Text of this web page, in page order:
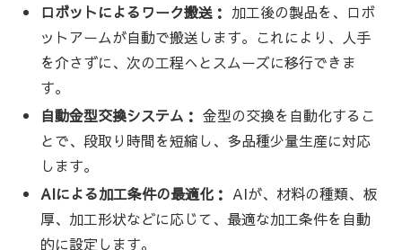
ロボットによるワーク搬送： 加工後の製品を、ロボ
ットアームが自動で搬送します。これにより、人手
を介さずに、次の工程へとスムーズに移行できま
す。
自動金型交換システム： 金型の交換を自動化するこ
とで、段取り時間を短縮し、多品種少量生産に対応
します。
AIによる加工条件の最適化： AIが、材料の種類、板
厚、加工形状などに応じて、最適な加工条件を自動
的に設定します。